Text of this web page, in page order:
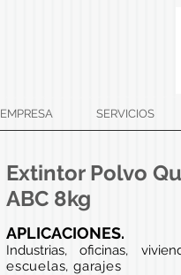
EMPRESA SERVICIOS
APLICACIONES.
Industrias, oficinas,
escuelas, garajes
Extintor Polvo
ABC 8kg